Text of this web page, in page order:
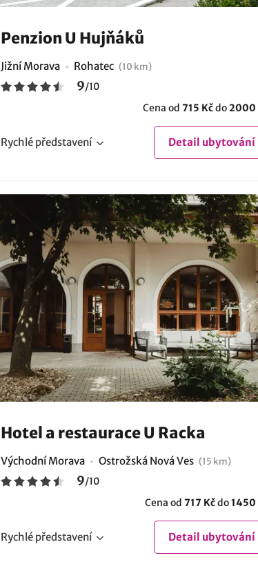
Penzion U Hujňáků
Jižní Morava Rohatec (10 km)
9/10
Cena od 715 Kčdo2000
Rychlé představení Detail ubytování
Hotel a restaurace U Racka
Východní Morava Ostrožská Nová Ves (15 km)
9/10
Cena od 717 Kčdo1450
Rychlé představení Detail ubytování